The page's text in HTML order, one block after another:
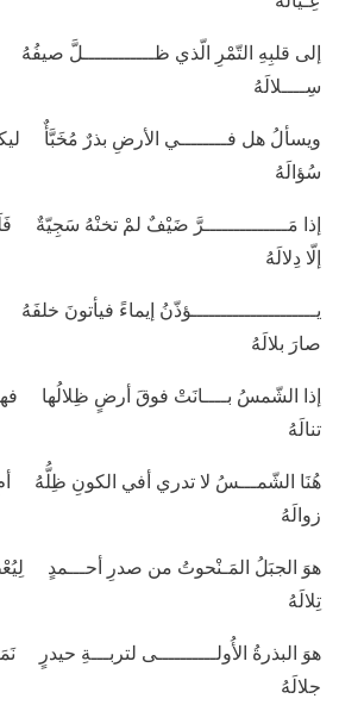
إلى قلبِهِ التّمْرِ الّذي ظــــــــــــلَّ
سِــــلالَهُ
ويسألُ هل فــــــــي الأرضِ بذرٌ مُخَبَّأٌ
سُؤالَهُ
إذا مَــــــــــــــرَّ ضَيْفٌ لمْ تخنْهُ سَجِيّةٌ
إلّا دِلالَهُ
يـــــــــــــــــــــؤذّنُ إيماءً فيأتونَ
صارَ بلالَهُ
إذا الشّمسُ بــــانَتْ فوقَ أرضٍ ظِلالُها
تنالَهُ
هُنَا الشّمـــسُ لا تدري أفي الكونِ ظِلُّهُ
زوالَهُ
هوَ الجبَلُ المَـنْحوتُ من صدرِ أحـــمدٍ
تِلالَهُ
هوَ البذرةُ الأُولــــــــــى لتربـــةِ حيدرٍ
جلالَهُ